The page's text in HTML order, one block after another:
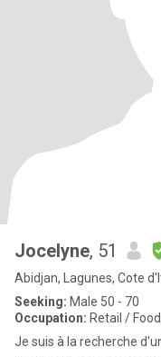
Jocelyne, 51
Abidjan, Lagunes, Cote
Seeking: Male 50 - 70
Occupation: Retail /
Je suis à la recherche